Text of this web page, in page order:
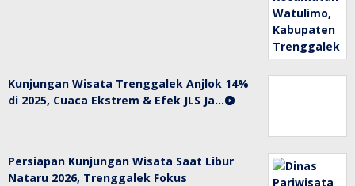
Kunjungan Wisata Trenggalek Anjlok 14%
di 2025, Cuaca Ekstrem & Efek JLS Ja…
Persiapan Kunjungan Wisata Saat Libur
Nataru 2026, Trenggalek Fokus